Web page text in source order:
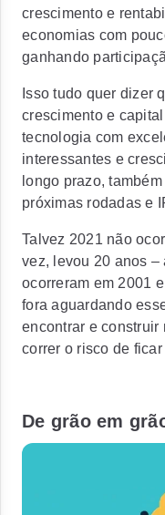
crescimento e
economias com
ganhando
Isso tudo quer dizer
crescimento e
tecnologia com
interessantes e
longo prazo,
próximas rodadas e
Talvez 2021 não
vez, levou 20 anos
ocorreram em 2001
fora aguardando
encontrar e
correr o risco de
De grão em